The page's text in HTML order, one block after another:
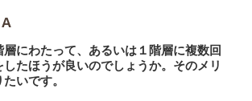
層にわたって、あるいは１階層に複数回
したほうが良いのでしょうか。そのメリ
いです。